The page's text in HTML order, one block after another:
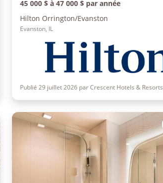
45 000 $ à 47 000 $ par année
Hilton Orrington/Evanston
Evanston, IL
Publié 29 juillet 2026 par Crescent Hotels & Resorts